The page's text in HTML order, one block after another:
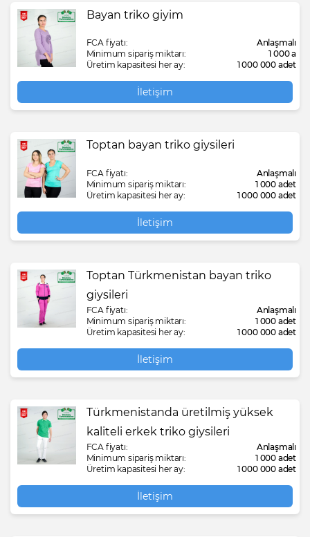
Bayan triko giyim
FCA fiyatı:
Anlaşmalı
Minimum sipariş miktarı:
1 000 a
Üretim kapasitesi her ay:
1 000 000 adet
İletişim
Toptan bayan triko giysileri
FCA fiyatı:
Anlaşmalı
Minimum sipariş miktarı:
1 000 adet
Üretim kapasitesi her ay:
1 000 000 adet
İletişim
Toptan Türkmenistan bayan triko
giysileri
FCA fiyatı:
Anlaşmalı
Minimum sipariş miktarı:
1 000 adet
Üretim kapasitesi her ay:
1 000 000 adet
İletişim
Türkmenistanda üretilmiş yüksek
kaliteli erkek triko giysileri
FCA fiyatı:
Anlaşmalı
Minimum sipariş miktarı:
1 000 adet
Üretim kapasitesi her ay:
1 000 000 adet
İletişim